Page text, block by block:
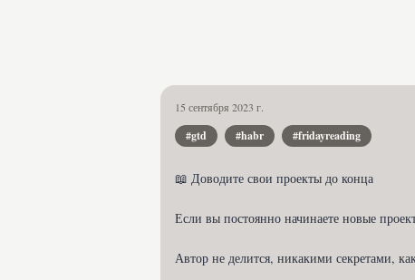
15 сентября 2023 г.
#gtd #habr #fridayreading
📖 Доводите свои проекты до конца
Если вы постоянно начинаете новые
Автор не делится, никакими секретами,